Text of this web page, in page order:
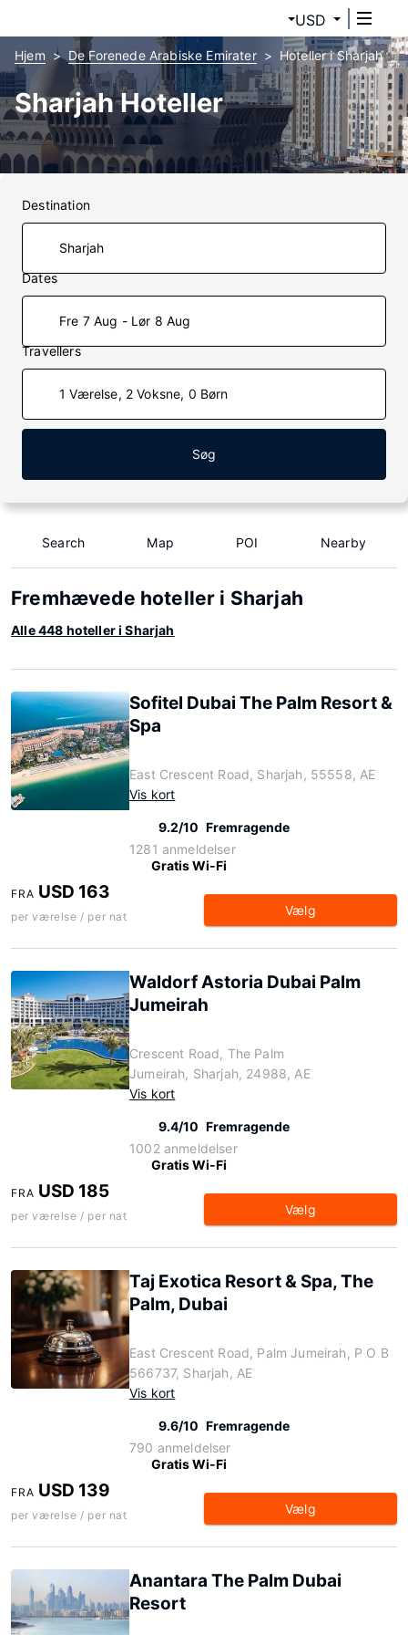
USD
Hjem De Forenede Arabiske Emirater Hoteller i Sharjah
Sharjah Hoteller
Destination
Dates
Fre 7 Aug - Lør 8 Aug
Travellers
1 Værelse, 2 Voksne, 0 Børn
Søg
Search Map POI Nearby
Fremhævede hoteller i Sharjah
Alle 448 hoteller i Sharjah
Sofitel Dubai The Palm Resort &
Spa
East Crescent Road, Sharjah, 55558, AE
Vis kort
9.2/10 Fremragende
1281 anmeldelser
Gratis Wi-Fi
FRA USD 163
per værelse / per nat Vælg
Waldorf Astoria Dubai Palm
Jumeirah
Crescent Road, The Palm
Jumeirah, Sharjah, 24988, AE
Vis kort
9.4/10 Fremragende
1002 anmeldelser
Gratis Wi-Fi
FRA USD 185
per værelse / per nat Vælg
Taj Exotica Resort & Spa, The
Palm, Dubai
East Crescent Road, Palm Jumeirah, P O B
566737, Sharjah, AE
Vis kort
9.6/10 Fremragende
790 anmeldelser
Gratis Wi-Fi
FRA USD 139
per værelse / per nat Vælg
Anantara The Palm Dubai
Resort